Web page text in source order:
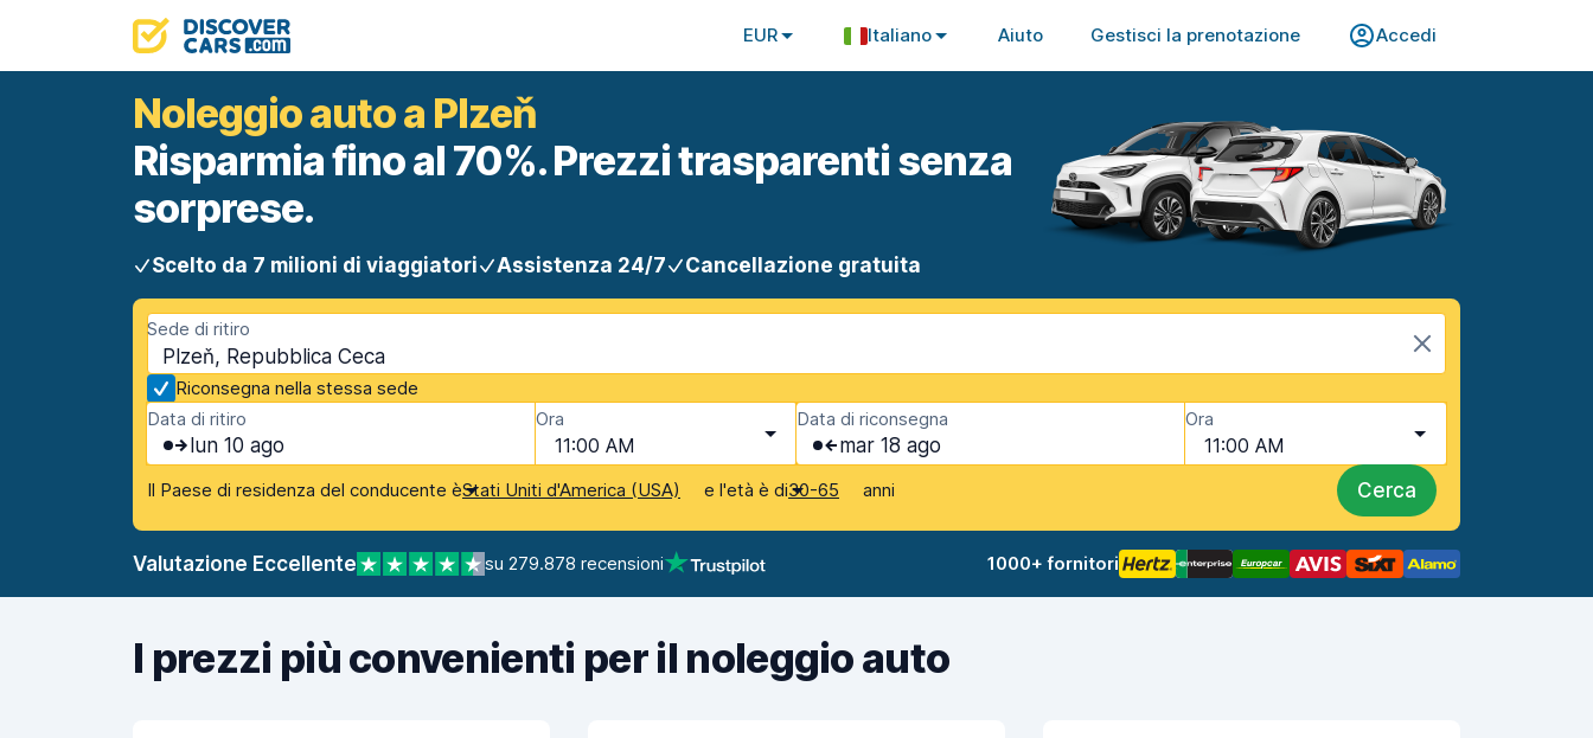
EUR Italiano Aiuto Gestisci la prenotazione Accedi
Noleggio auto a Plzeň
Risparmia fino al 70%. Prezzi trasparenti senza
sorprese.
Scelto da 7 milioni di viaggiatori Assistenza 24/7 Cancellazione gratuita
Sede di ritiro
Plzeň, Repubblica Ceca
Riconsegna nella stessa sede
Data di ritiro
lun 10 ago
Ora
11:00 AM
Data di riconsegna
mar 18 ago
Ora
11:00 AM
Il Paese di residenza del conducente èStati Uniti d'America (USA) e l'età è di30-65 anni Cerca
Valutazione Eccellente su 279.878 recensioni 1000+ fornitori
I prezzi più convenienti per il noleggio auto